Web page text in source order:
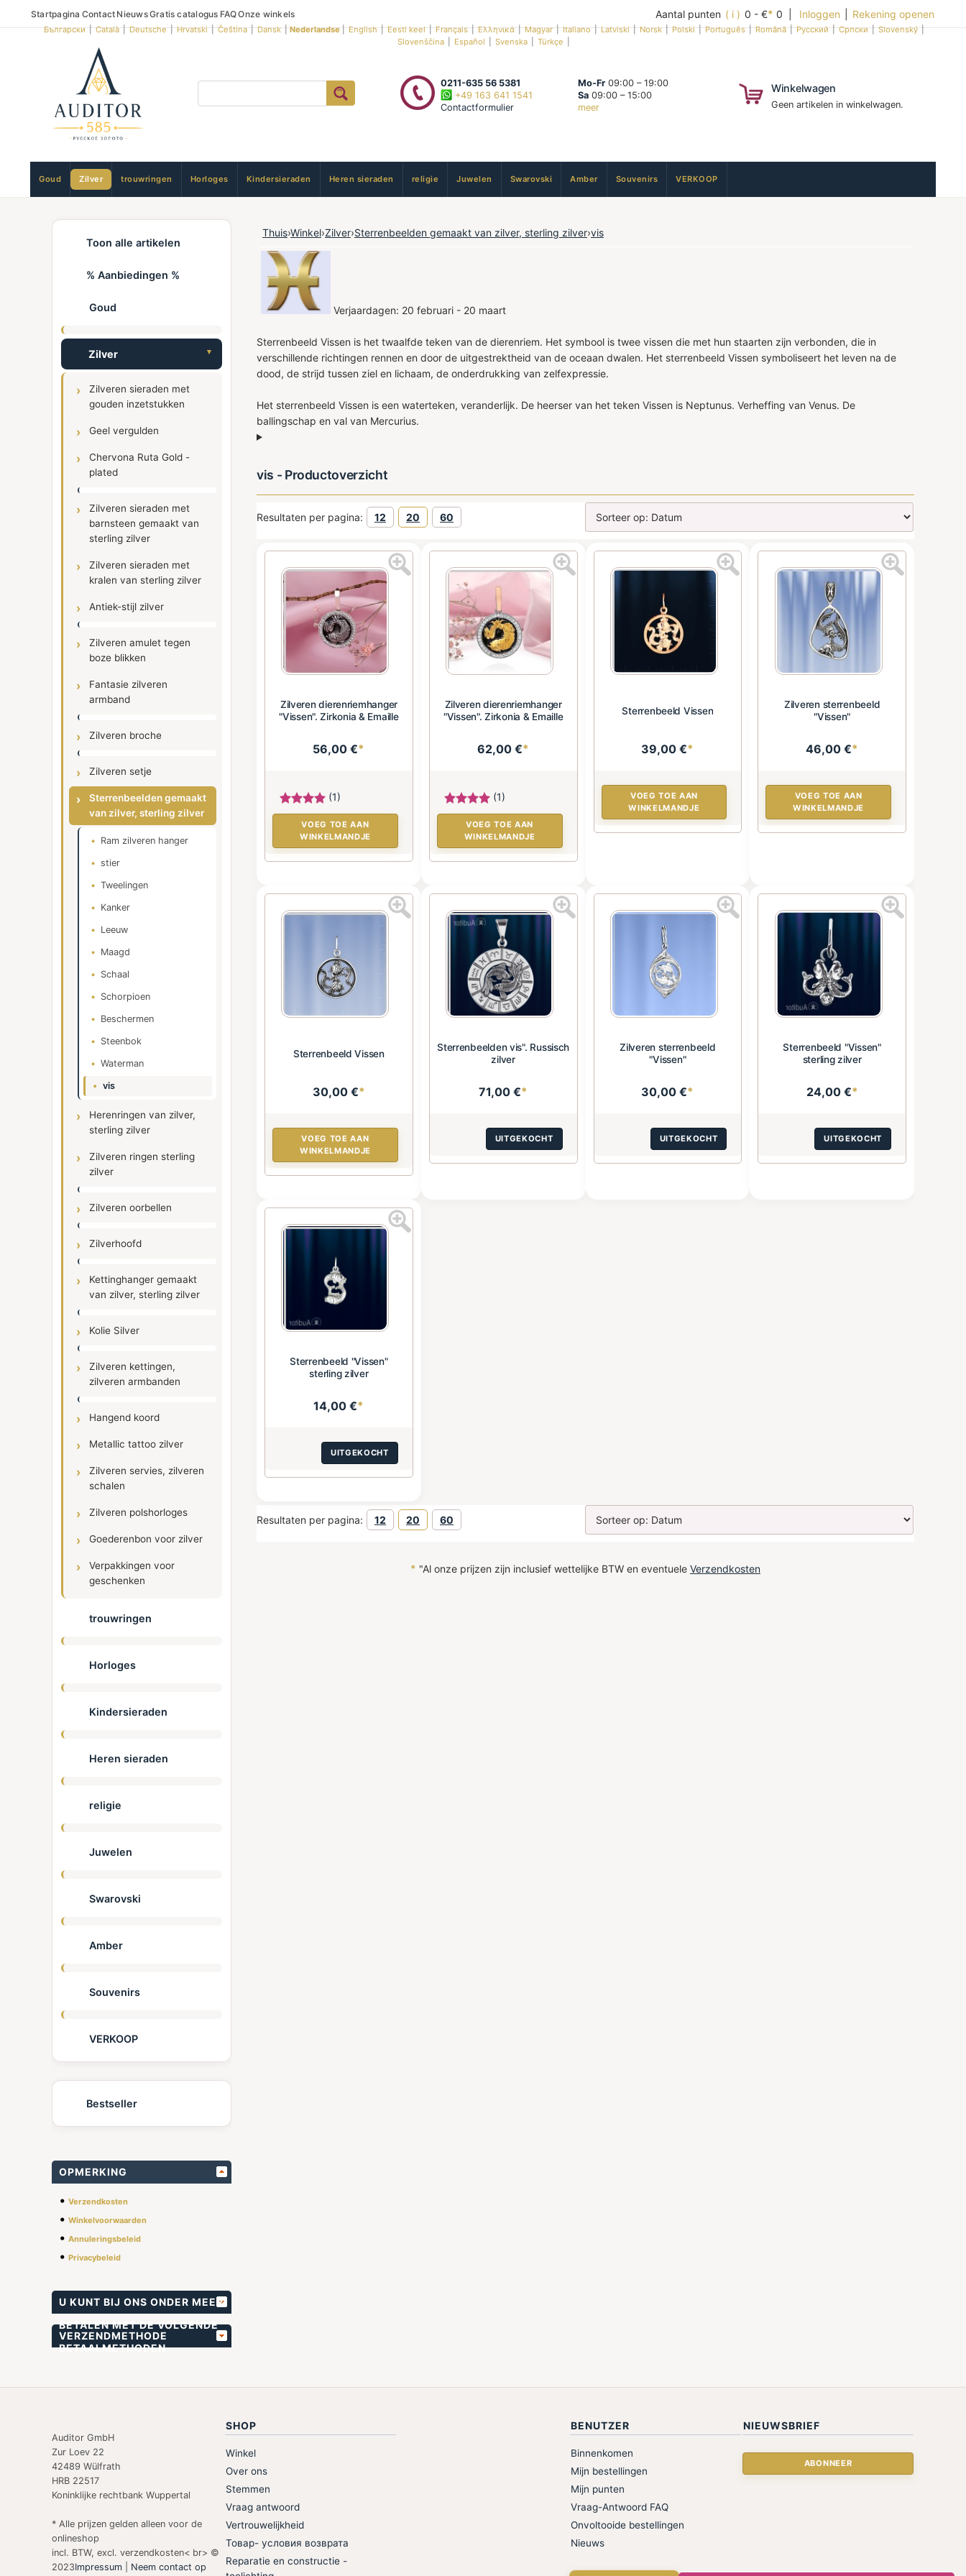
Startpagina Contact NieuwsGratis catalogus FAQOnze winkels Aantal punten ( i ) 0 - €* 0 | Inloggen Rekening openen
Български|Català|Deutsche|Hrvatski|Čeština|Dansk|Nederlandse|English|Eesti keel|Français|Ελληνικά|Magyar|Italiano|Latviski|Norsk|Polski|Português|Română|Русский|Српски|Slovenský|
Slovenščina
Español Svenska Türkçe
0211-635 56 5381
+49 163 641 1541
Contactformulier
Mo-Fr 09:00 – 19:00
Sa 09:00 – 15:00
meer
Winkelwagen
Geen artikelen in winkelwagen.
Goud Zilver trouwringen Horloges Kindersieraden Heren sieraden religie Juwelen Swarovski Amber Souvenirs VERKOOP
Toon alle artikelen
% Aanbiedingen %
Goud
Zilver
Zilveren sieraden met
gouden inzetstukken
Geel vergulden
Chervona Ruta Gold -
plated
Zilveren sieraden met
barnsteen gemaakt van
sterling zilver
Zilveren sieraden met
kralen van sterling zilver
Antiek-stijl zilver
Zilveren amulet tegen
boze blikken
Fantasie zilveren
armband
Zilveren broche
Zilveren setje
Sterrenbeelden gemaakt
van zilver, sterling zilver
Ram zilveren hanger
stier
Tweelingen
Kanker
Leeuw
Maagd
Schaal
Schorpioen
Beschermen
Steenbok
Waterman
vis
Herenringen van zilver,
sterling zilver
Zilveren ringen sterling
zilver
Zilveren oorbellen
Zilverhoofd
Kettinghanger gemaakt
van zilver, sterling zilver
Kolie Silver
Zilveren kettingen,
zilveren armbanden
Hangend koord
Metallic tattoo zilver
Zilveren servies, zilveren
schalen
Zilveren polshorloges
Goederenbon voor zilver
Verpakkingen voor
geschenken
trouwringen
Horloges
Kindersieraden
Heren sieraden
religie
Juwelen
Swarovski
Amber
Souvenirs
VERKOOP
Bestseller
OPMERKING
• Verzendkosten
• Winkelvoorwaarden
• Annuleringsbeleid
• Privacybeleid
U KUNT BIJ ONS ONDER MEER
BETALEN MET DE VOLGENDE
BETAALMETHODEN
VERZENDMETHODE
Thuis›Winkel›Zilver›Sterrenbeelden gemaakt van zilver, sterling zilver›vis
Verjaardagen: 20 februari - 20 maart
Sterrenbeeld Vissen is het twaalfde teken van de dierenriem. Het symbool is twee vissen die met hun staarten zijn verbonden, die in
verschillende richtingen rennen en door de uitgestrektheid van de oceaan dwalen. Het sterrenbeeld Vissen symboliseert het leven na de
dood, de strijd tussen ziel en lichaam, de onderdrukking van zelfexpressie.
Het sterrenbeeld Vissen is een waterteken, veranderlijk. De heerser van het teken Vissen is Neptunus. Verheffing van Venus. De
ballingschap en val van Mercurius.
vis - Productoverzicht
Resultaten per pagina: 12 20 60
Zilveren dierenriemhanger
"Vissen". Zirkonia & Emaille
56,00 €*
(1)
VOEG TOE AAN
WINKELMANDJE
Zilveren dierenriemhanger
"Vissen". Zirkonia & Emaille
62,00 €*
(1)
VOEG TOE AAN
WINKELMANDJE
Sterrenbeeld Vissen
39,00 €*
VOEG TOE AAN
WINKELMANDJE
Zilveren sterrenbeeld
"Vissen"
46,00 €*
VOEG TOE AAN
WINKELMANDJE
Sterrenbeeld Vissen
30,00 €*
VOEG TOE AAN
WINKELMANDJE
Sterrenbeelden vis". Russisch
zilver
71,00 €*
UITGEKOCHT
Zilveren sterrenbeeld
"Vissen"
30,00 €*
UITGEKOCHT
Sterrenbeeld "Vissen"
sterling zilver
24,00 €*
UITGEKOCHT
Sterrenbeeld "Vissen"
sterling zilver
14,00 €*
UITGEKOCHT
Resultaten per pagina: 12 20 60
* "Al onze prijzen zijn inclusief wettelijke BTW en eventuele Verzendkosten
Auditor GmbH
Zur Loev 22
42489 Wülfrath
HRB 22517
Koninklijke rechtbank Wuppertal
* Alle prijzen gelden alleen voor de
onlineshop
incl. BTW, excl. verzendkosten< br> ©
2023Impressum Neem contact op
SHOP
Winkel
Over ons
Stemmen
Vraag antwoord
Vertrouwelijkheid
Товар- условия возврата
Reparatie en constructie -
BENUTZER
Binnenkomen
Mijn bestellingen
Mijn punten
Vraag-Antwoord FAQ
Onvoltooide bestellingen
Nieuws
NIEUWSBRIEF